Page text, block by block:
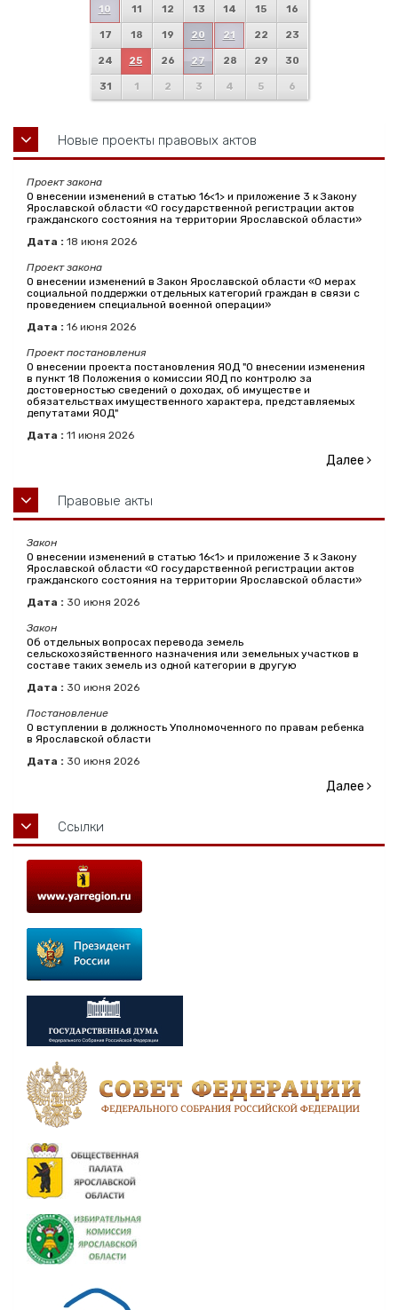
10 11 12 13 14 15 16
17 18 19 20 21 22 23
24 25 26 27 28 29 30
31 1 2 3 4 5 6
Новые проекты правовых актов
Проект закона
О внесении изменений в статью 16<1> и приложение 3 к Закону
Ярославской области «О государственной регистрации актов
гражданского состояния на территории Ярославской области»
Дата : 18 июня 2026
Проект закона
О внесении изменений в Закон Ярославской области «О мерах
социальной поддержки отдельных категорий граждан в связи с
проведением специальной военной операции»
Дата : 16 июня 2026
Проект постановления
О внесении проекта постановления ЯОД "О внесении изменения
в пункт 18 Положения о комиссии ЯОД по контролю за
достоверностью сведений о доходах, об имуществе и
обязательствах имущественного характера, представляемых
депутатами ЯОД"
Дата : 11 июня 2026
Далее
Правовые акты
Закон
О внесении изменений в статью 16<1> и приложение 3 к Закону
Ярославской области «О государственной регистрации актов
гражданского состояния на территории Ярославской области»
Дата : 30 июня 2026
Закон
Об отдельных вопросах перевода земель
сельскохозяйственного назначения или земельных участков в
составе таких земель из одной категории в другую
Дата : 30 июня 2026
Постановление
О вступлении в должность Уполномоченного по правам ребенка
в Ярославской области
Дата : 30 июня 2026
Далее
Ссылки